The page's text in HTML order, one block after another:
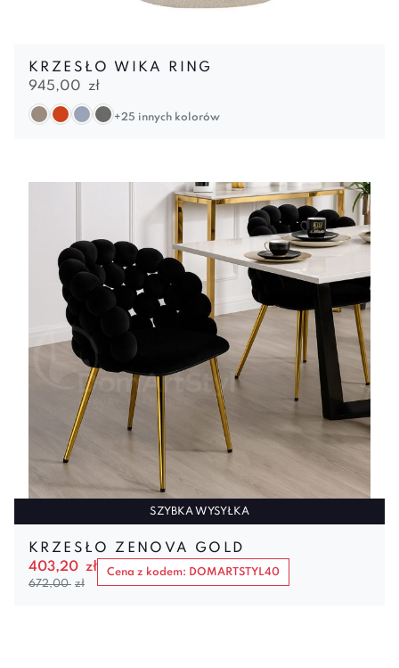
KRZESŁO WIKA RING
945,00 zł
+25 innych kolorów
SZYBKA WYSYŁKA
KRZESŁO ZENOVA GOLD
403,20 zł
672,00 zł
Cena z kodem: DOMARTSTYL40